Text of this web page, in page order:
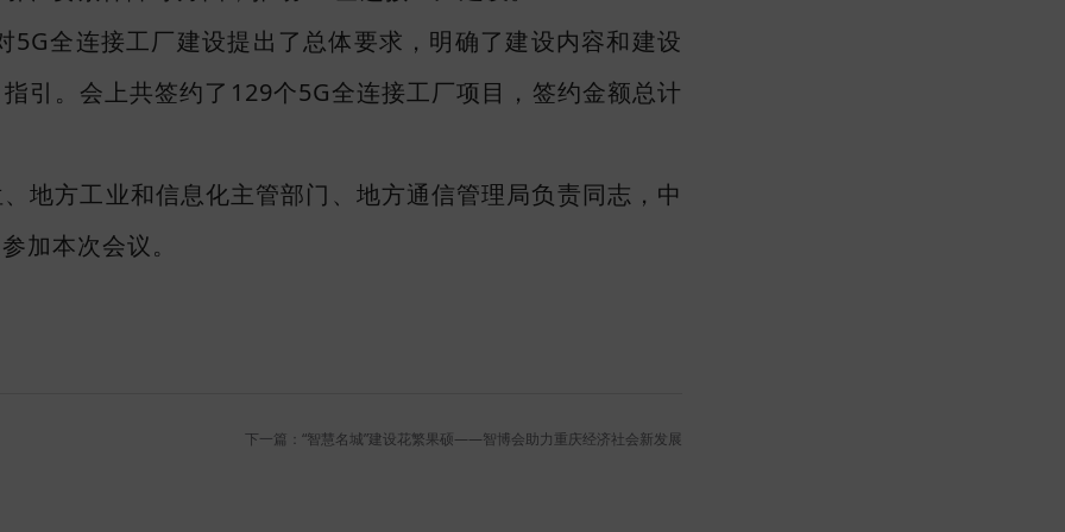
全连接工厂建设提出了总体要求，明确了建设内容和建设
引。会上共签约了129个5G全连接工厂项目，签约金额总计
地方工业和信息化主管部门、地方通信管理局负责同志，中
加本次会议。
下一篇：“智慧名城”建设花繁果硕——智博会助力重庆经济社会新发展